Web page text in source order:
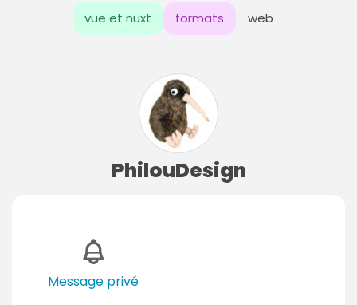
vue et nuxt formats web
PhilouDesign
Message privé